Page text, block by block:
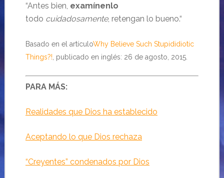
“Antes bien, examínenlo
todo cuidadosamente, retengan lo bueno.“
Basado en el artículoWhy Believe Such Stupididiotic
Things?! , publicado en inglés: 26 de agosto, 2015.
PARA MÁS:
Realidades que Dios ha establecido
Aceptando lo que Dios rechaza
“Creyentes” condenados por Dios